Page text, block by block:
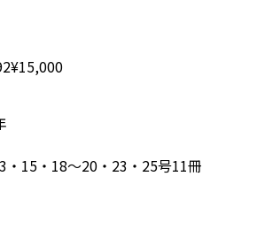
¥15,000
・15・18～20・23・25号11冊